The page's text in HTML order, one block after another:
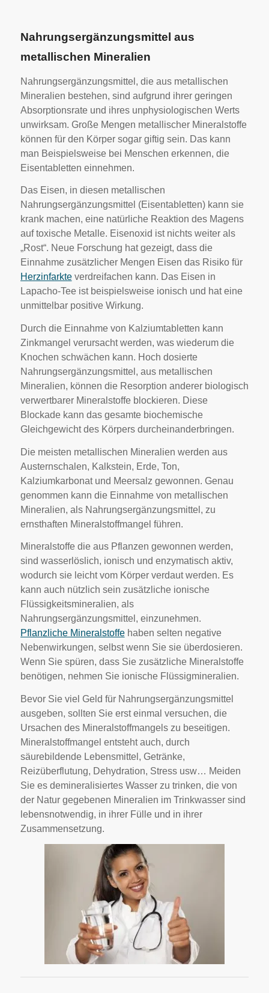
Nahrungsergänzungsmittel aus
metallischen Mineralien
Nahrungsergänzungsmittel, die aus metallischen
Mineralien bestehen, sind aufgrund ihrer geringen
Absorptionsrate und ihres unphysiologischen Werts
unwirksam. Große Mengen metallischer Mineralstoffe
können für den Körper sogar giftig sein. Das kann
man Beispielsweise bei Menschen erkennen, die
Eisentabletten einnehmen.
Das Eisen, in diesen metallischen
Nahrungsergänzungsmittel (Eisentabletten) kann sie
krank machen, eine natürliche Reaktion des Magens
auf toxische Metalle. Eisenoxid ist nichts weiter als
„Rost“. Neue Forschung hat gezeigt, dass die
Einnahme zusätzlicher Mengen Eisen das Risiko für
Herzinfarkteverdreifachen kann. Das Eisen in
Lapacho-Tee ist beispielsweise ionisch und hat eine
unmittelbar positive Wirkung.
Durch die Einnahme von Kalziumtabletten kann
Zinkmangel verursacht werden, was wiederum die
Knochen schwächen kann. Hoch dosierte
Nahrungsergänzungsmittel, aus metallischen
Mineralien, können die Resorption anderer biologisch
verwertbarer Mineralstoffe blockieren. Diese
Blockade kann das gesamte biochemische
Gleichgewicht des Körpers durcheinanderbringen.
Die meisten metallischen Mineralien werden aus
Austernschalen, Kalkstein, Erde, Ton,
Kalziumkarbonat und Meersalz gewonnen. Genau
genommen kann die Einnahme von metallischen
Mineralien, als Nahrungsergänzungsmittel, zu
ernsthaften Mineralstoffmangel führen.
Mineralstoffe die aus Pflanzen gewonnen werden,
sind wasserlöslich, ionisch und enzymatisch aktiv,
wodurch sie leicht vom Körper verdaut werden. Es
kann auch nützlich sein zusätzliche ionische
Flüssigkeitsmineralien, als
Nahrungsergänzungsmittel, einzunehmen.
Pflanzliche Mineralstoffehaben selten negative
Nebenwirkungen, selbst wenn Sie sie überdosieren.
Wenn Sie spüren, dass Sie zusätzliche Mineralstoffe
benötigen, nehmen Sie ionische Flüssigmineralien.
Bevor Sie viel Geld für Nahrungsergänzungsmittel
ausgeben, sollten Sie erst einmal versuchen, die
Ursachen des Mineralstoffmangels zu beseitigen.
Mineralstoffmangel entsteht auch, durch
säurebildende Lebensmittel, Getränke,
Reizüberflutung, Dehydration, Stress usw… Meiden
Sie es demineralisiertes Wasser zu trinken, die von
der Natur gegebenen Mineralien im Trinkwasser sind
lebensnotwendig, in ihrer Fülle und in ihrer
Zusammensetzung.